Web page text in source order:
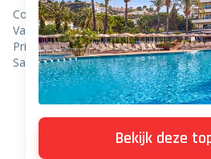
Contact
Vacatures
Privacy
Samenwerken
Bekijk deze